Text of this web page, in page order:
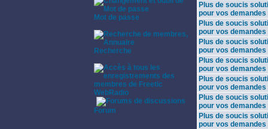
Mot de passe
Recherche
WebRadio
Forum
Plus de soucis
pour vos demandes
Plus de soucis
pour vos demandes
Plus de soucis
pour vos demandes
Plus de soucis
pour vos demandes
Plus de soucis
pour vos demandes
Plus de soucis
pour vos demandes
Plus de soucis
pour vos demandes